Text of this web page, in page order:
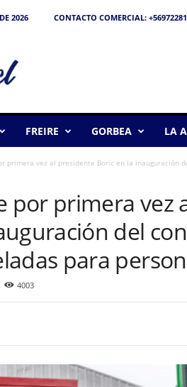
2026 CONTACTO COMERCIAL:
FREIRE GORBEA LA
primera vez al presidente Boric en la inauguración
por primera vez
del
para
4003